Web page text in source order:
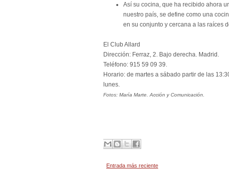
Así su cocina, que ha recibido ahora
nuestro país, se define como una
en su conjunto y cercana a las raíces
El Club Allard
Dirección: Ferraz, 2. Bajo derecha. Madrid.
Teléfono: 915 59 09 39.
Horario: de martes a sábado partir de las
lunes.
Fotos: María Marte. Acción y Comunicación.
Entrada más reciente